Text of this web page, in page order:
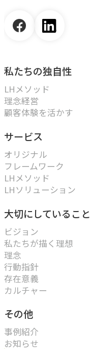
私たちの独自性
LHメソッド
理念経営
顧客体験を活かす
サービス
オリジナル
フレームワーク
LHメソッド
LHソリューション
大切にしていること
ビジョン
私たちが描く理想
理念
行動指針
存在意義
カルチャー
その他
事例紹介
お知らせ